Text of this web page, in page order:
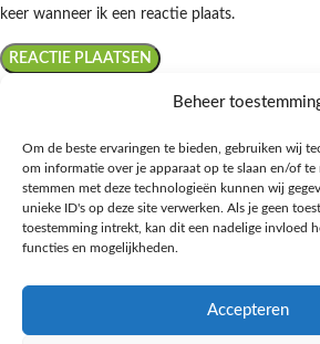
Beheer
Om de beste ervaringen te bieden, gebruiken wij
om informatie over je apparaat op te slaan en/of te
stemmen met deze technologieën kunnen wij
unieke ID's op deze site verwerken. Als je geen
toestemming intrekt, kan dit een nadelige invloed
functies en mogelijkheden.
Accepteren
keer wanneer ik een reactie plaats.
Ontdek de beste keto-vriendelijke keuzes van
kennis met onze diepgaande blogs over het
favoriete keto recepten in onze bruisende